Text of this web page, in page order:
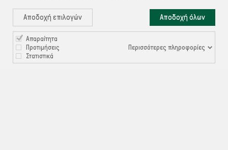
ΠΛΗΡΟΦΟΡΙΕΣ
ΧΡΉΣΙΜΑ 
Αποδοχή επιλογών Αποδοχή όλων
Απαραίτητα
Προτιμήσεις
Στατιστικά
Περισσότερες πληροφορίες